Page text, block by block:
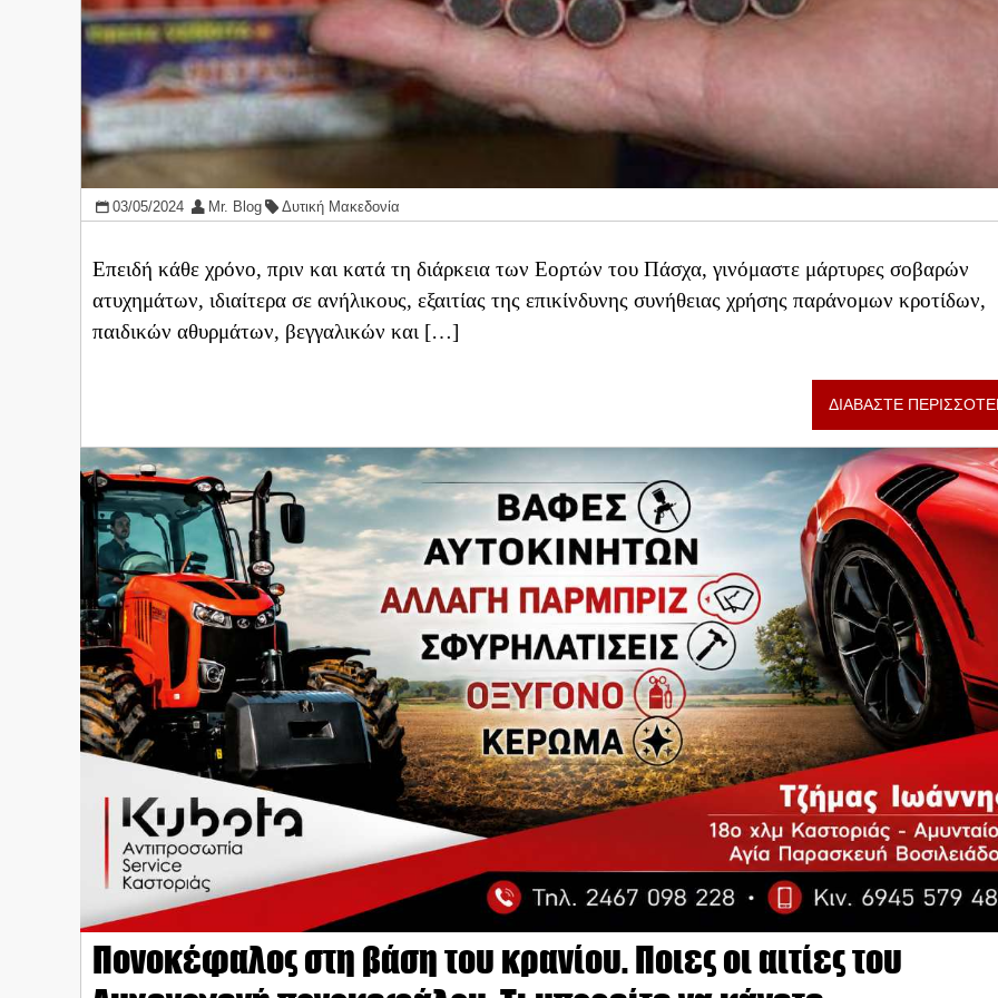
03/05/2024 Mr. Blog Δυτική Μακεδονία
Επειδή κάθε χρόνο, πριν και κατά τη διάρκεια των Εορτών του Πάσχα, γινόμαστε μάρτυρες σοβαρών
ατυχημάτων, ιδιαίτερα σε ανήλικους, εξαιτίας της επικίνδυνης συνήθειας χρήσης παράνομων κροτίδων,
παιδικών αθυρμάτων, βεγγαλικών και […]
ΔΙΑΒΑΣΤΕ
Πονοκέφαλος στη βάση του κρανίου. Ποιες οι αιτίες του